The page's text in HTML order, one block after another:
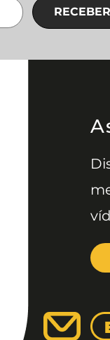
RECEBER